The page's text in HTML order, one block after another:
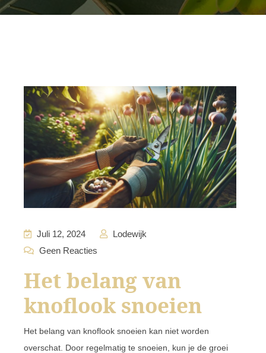
Juli 12, 2024
Lodewijk
Geen Reacties
Het belang van
knoflook snoeien
Het belang van knoflook snoeien kan niet worden
overschat. Door regelmatig te snoeien, kun je de groei